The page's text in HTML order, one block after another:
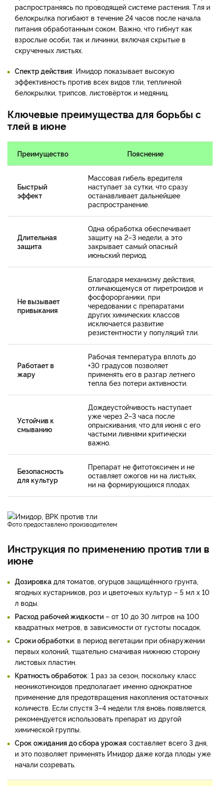
распространяясь по проводящей системе растения. Тля и
белокрылка погибают в течение 24 часов после начала
питания обработанным соком. Важно, что гибнут как
взрослые особи, так и личинки, включая скрытые в
скрученных листьях.
Спектр действия: Имидор показывает высокую
эффективность против всех видов тли, тепличной
белокрылки, трипсов, листовёрток и медяниц.
Ключевые преимущества для борьбы с
тлей в июне
Преимущество Пояснение
Быстрый
эффект
Массовая гибель вредителя
наступает за сутки, что сразу
останавливает дальнейшее
распространение.
Длительная
защита
Одна обработка обеспечивает
защиту на 2–3 недели, а это
закрывает самый опасный
июньский период.
Не вызывает
привыкания
Благодаря механизму действия,
отличающемуся от пиретроидов и
фосфорорганики, при
чередовании с препаратами
других химических классов
исключается развитие
резистентности у популяций тли.
Работает в
жару
Рабочая температура вплоть до
+30 градусов позволяет
применять его в разгар летнего
тепла без потери активности.
Устойчив к
смыванию
Дождеустойчивость наступает
уже через 2–3 часа после
опрыскивания, что для июня с его
частыми ливнями критически
важно.
Безопасность
для культур
Препарат не фитотоксичен и не
оставляет ожогов ни на листьях,
ни на формирующихся плодах.
фото предоставлено производителем
Инструкция по применению против тли в
июне
Дозировка для томатов, огурцов защищённого грунта,
ягодных кустарников, роз и цветочных культур – 5 мл х 10
л воды.
Расход рабочей жидкости – от 10 до 30 литров на 100
квадратных метров, в зависимости от густоты посадок.
Сроки обработки: в период вегетации при обнаружении
первых колоний, тщательно смачивая нижнюю сторону
листовых пластин.
Кратность обработок: 1 раз за сезон, поскольку класс
неоникотиноидов предполагает именно однократное
применение для предотвращения накопления остаточных
количеств. Если спустя 3–4 недели тля вновь появляется,
рекомендуется использовать препарат из другой
химической группы.
Срок ожидания до сбора урожая составляет всего 3 дня,
и это позволяет применять Имидор даже когда плоды уже
начали созревать.